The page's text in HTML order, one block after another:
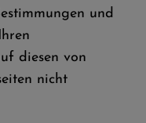
und
diesen von
nicht